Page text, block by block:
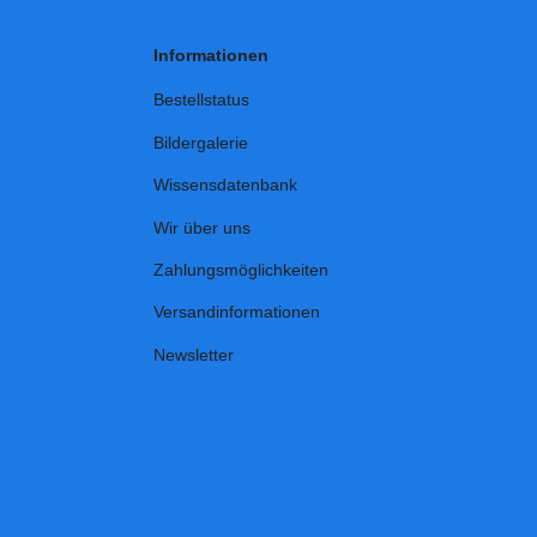
Informationen
Bestellstatus
Bildergalerie
Wissensdatenbank
Wir über uns
Zahlungsmöglichkeiten
Versandinformationen
Newsletter